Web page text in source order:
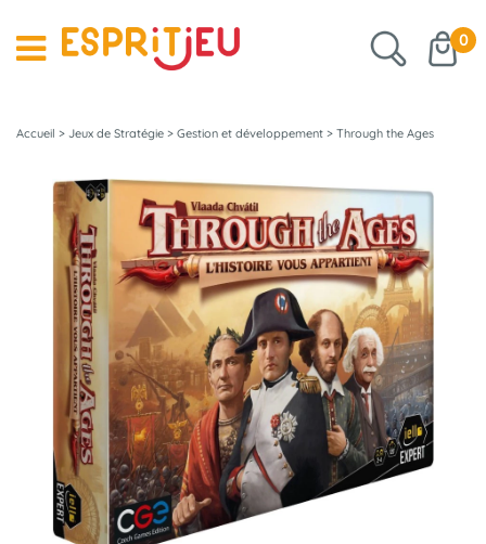
0
Accueil > Jeux de Stratégie > Gestion et développement > Through the Ages